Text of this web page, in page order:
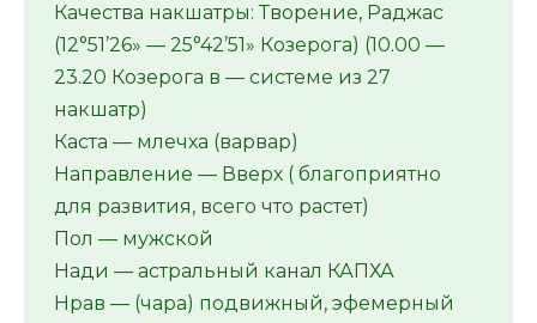
Качества накшатры: Творение, Раджас
(12°51’26» — 25°42’51» Козерога) (10.00 —
23.20 Козерога в — системе из 27
накшатр)
Каста — млечха (варвар)
Направление — Вверх ( благоприятно
для развития, всего что растет)
Пол — мужской
Нади — астральный канал КАПХА
Нрав — (чара) подвижный, эфемерный